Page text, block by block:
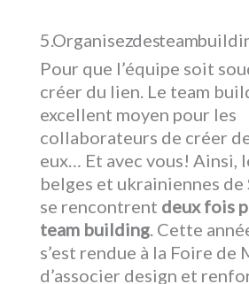
5. Organisez des team
Pour que l’équipe soit
créer du lien. Le team
excellent moyen pour les
collaborateurs de créer
eux… Et avec vous! Ainsi,
belges et ukrainiennes
se rencontrent deux fois
team building . Cette
s’est rendue à la Foire de
d’associer design et